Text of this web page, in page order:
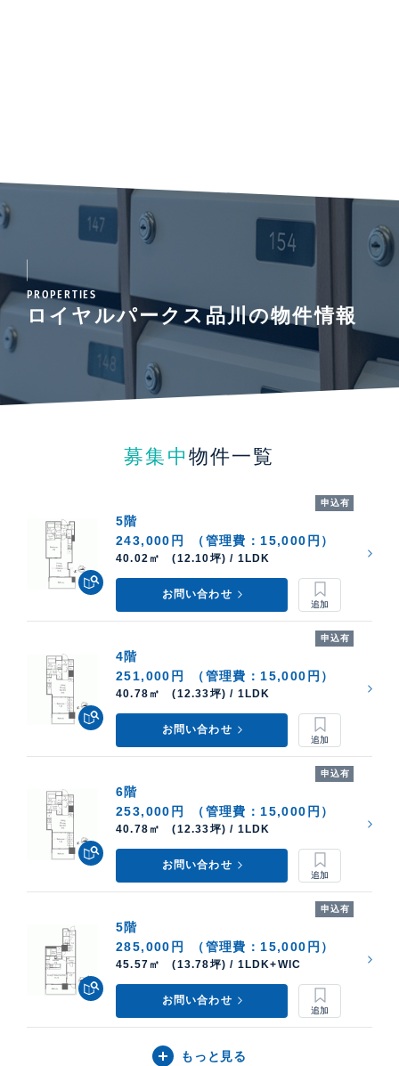
PROPERTIES
ロイヤルパークス品川の物件情報
募集中 物件一覧
申込有
5階
243,000円
（管理費：15,000円）
40.02㎡ (12.10坪) / 1LDK
お問い合わせ
申込有
4階
251,000円
（管理費：15,000円）
40.78㎡ (12.33坪) / 1LDK
お問い合わせ
申込有
6階
253,000円
（管理費：15,000円）
40.78㎡ (12.33坪) / 1LDK
お問い合わせ
申込有
5階
285,000円
（管理費：15,000円）
45.57㎡ (13.78坪) / 1LDK+WIC
お問い合わせ
もっと見る